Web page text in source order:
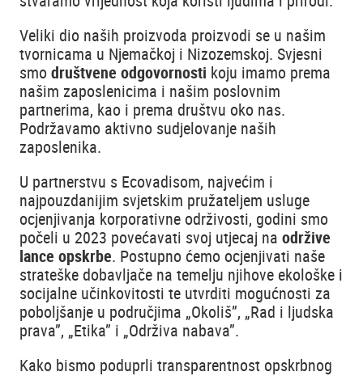
Veliki dio naših proizvoda proizvodi se u našim
tvornicama u Njemačkoj i Nizozemskoj. Svjesni
smo društvene odgovornosti koju imamo prema
našim zaposlenicima i našim poslovnim
partnerima, kao i prema društvu oko nas.
Podržavamo aktivno sudjelovanje naših
zaposlenika.
U partnerstvu s Ecovadisom, najvećim i
najpouzdanijim svjetskim pružateljem usluge
ocjenjivanja korporativne održivosti, godini smo
počeli u 2023 povećavati svoj utjecaj na održive
lance opskrbe. Postupno ćemo ocjenjivati naše
strateške dobavljače na temelju njihove ekološke i
socijalne učinkovitosti te utvrditi mogućnosti za
poboljšanje u područjima „Okoliš”, „Rad i ljudska
prava”, „Etika” i „Održiva nabava”.
Kako bismo poduprli transparentnost opskrbnog